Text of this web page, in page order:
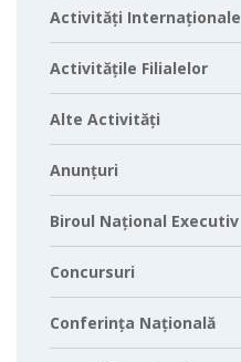
Activități Internaționale
Activitățile Filialelor
Alte Activități
Anunțuri
Biroul Național Executiv
Concursuri
Conferința Națională